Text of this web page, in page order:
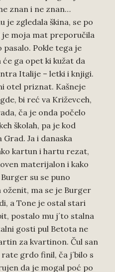
znan i ne znan…
je zgledala škina, se po
moja mat preporučila
Pokle tega je
ga opet ki kužat da
Italije – letki i knjigi.
otel priznat. Kašneje
bi reć va Križevceh,
ča je onda počelo
školah, pa je kod
Ja i danaska
kartun i hartu rezat,
materijalon i kako
su se puno
oženit, ma se je Burger
a Tone je ostal stari
postalo mu j´to stalna
gosti pul Betota ne
za kvartinon. Čul san
grdo finil, ča j´bilo s
da je mogal poć po